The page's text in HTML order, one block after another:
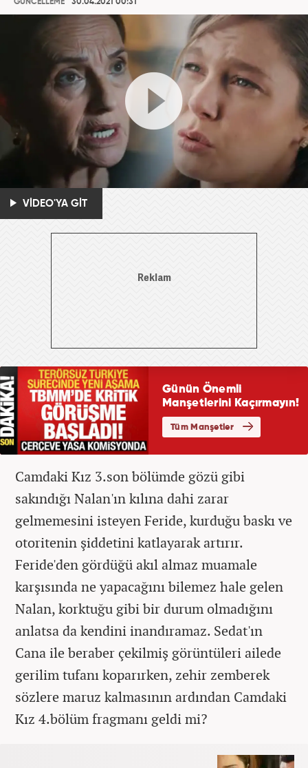
GÜNCELLEME
30.04.2021 00:31
VİDEO'YA GİT
Camdaki Kız 3.son bölümde gözü gibi
sakındığı Nalan'ın kılına dahi zarar
gelmemesini isteyen Feride, kurduğu baskı ve
otoritenin şiddetini katlayarak artırır.
Feride'den gördüğü akıl almaz muamale
karşısında ne yapacağını bilemez hale gelen
Nalan, korktuğu gibi bir durum olmadığını
anlatsa da kendini inandıramaz. Sedat'ın
Cana ile beraber çekilmiş görüntüleri ailede
gerilim tufanı koparırken, zehir zemberek
sözlere maruz kalmasının ardından Camdaki
Kız 4.bölüm fragmanı geldi mi?